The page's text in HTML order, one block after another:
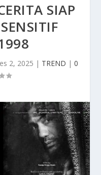
SIAP
2, 2025 | TREND | 0